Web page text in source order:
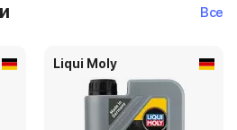
Все
Liqui Moly